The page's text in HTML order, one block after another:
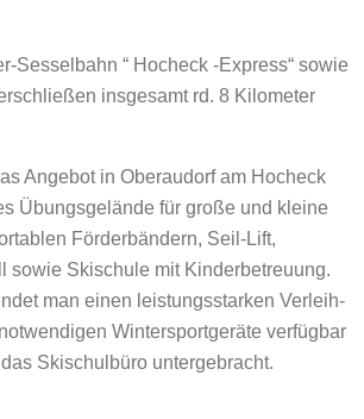
Sesselbahn “ Hocheck -Express“ sowie
insgesamt rd. 8 Kilometer
Angebot in Oberaudorf am Hocheck
Übungsgelände für große und kleine
Förderbändern, Seil-Lift,
sowie Skischule mit Kinderbetreuung.
man einen leistungsstarken Verleih-
Wintersportgeräte verfügbar
Skischulbüro untergebracht.